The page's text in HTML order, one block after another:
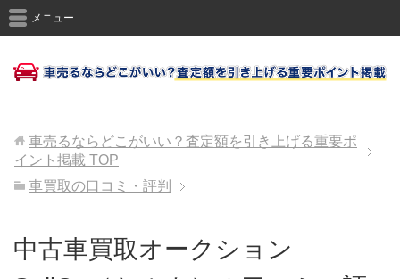
メニュー
車売るならどこがいい？査定額を引き上げる重要ポ
イント掲載 TOP
車買取の口コミ・評判
中古車買取オークション